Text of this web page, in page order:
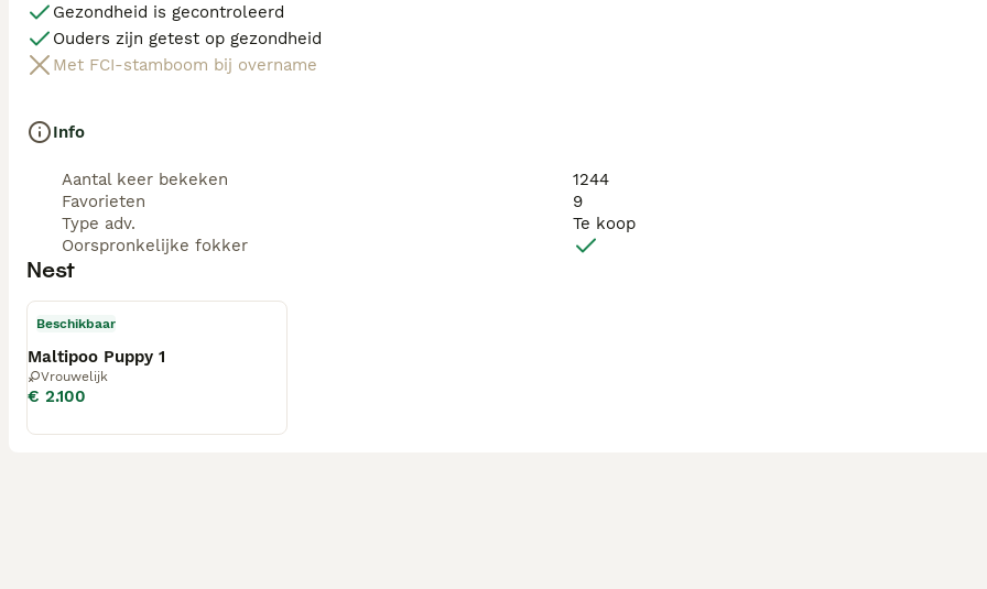
Gezondheid is gecontroleerd
Ouders zijn getest op gezondheid
Met FCI-stamboom bij overname
Info
Aantal keer bekeken
1244
Favorieten
9
Type adv.
Te koop
Oorspronkelijke fokker
Nest
Beschikbaar
Maltipoo Puppy 1
Vrouwelijk
€ 2.100